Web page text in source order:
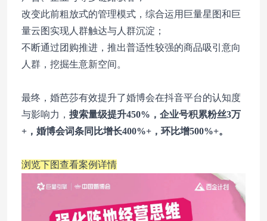
改变此前粗放式的管理模式，综合运用巨量星图和巨
量云图实现人群触达与人群沉淀；
不断通过团购推进，推出普适性较强的商品吸引意向
人群，挖掘生意新空间。
最终，婚芭莎有效提升了婚博会在抖音平台的认知度
与影响力， 搜索量级提升450%，企业号积累粉丝3万
+，婚博会词条同比增长400%+，环比增500%+。
浏览下图查看案例详情